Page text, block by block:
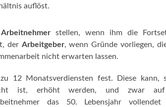
auflöst.
Arbeitnehmerstellen, wenn ihm die
der Arbeitgeber, wenn Gründe vorliegen,
nicht erwarten lassen.
12 Monatsverdiensten fest. Diese kann,
ist, erhöht werden, und zwar
das 50. Lebensjahr